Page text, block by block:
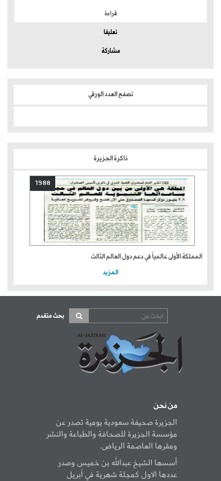
قراءة
تعليقا
مشاركة
تصفح العدد الورقي
ذاكرة الجزيرة
1988
المملكة الأولى عالمياً في دعم دول العالم الثالث
المزيد
بحث متقدم
من نحن
الجزيرة صحيفة سعودية يومية تصدر عن
مؤسسة الجزيرة للصحافة والطباعة والنشر
ومقرها العاصمة الرياض.
أسسها الشيخ عبدالله بن خميس وصدر
عددها الاول كمجلة شهرية في أبريل